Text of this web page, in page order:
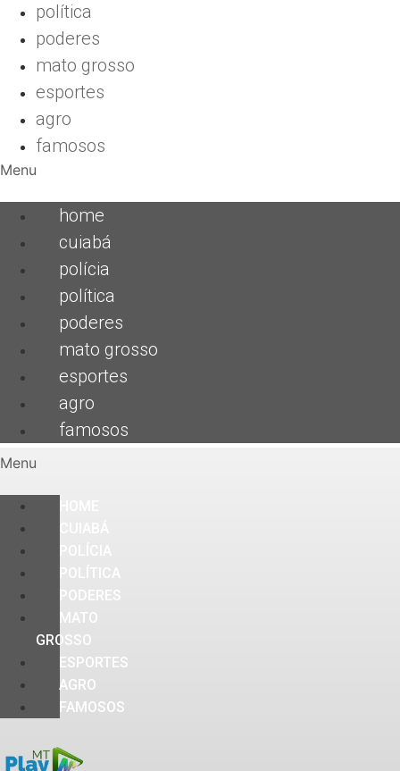
política
poderes
mato grosso
esportes
agro
famosos
Menu
home
cuiabá
polícia
política
poderes
mato grosso
esportes
agro
famosos
Menu
PODERES
MATO
GROSSO
ESPORTES
AGRO
FAMOSOS